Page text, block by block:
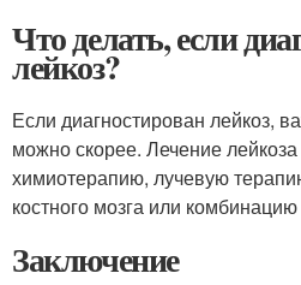
Что делать, если
лейкоз?
Если диагностирован лейкоз,
можно скорее. Лечение
химиотерапию, лучевую
костного мозга или
Заключение